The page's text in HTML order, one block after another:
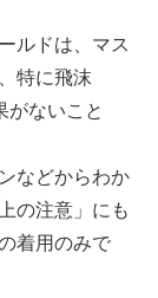
ルドは、マス
特に飛沫
がないこと
などからわか
の注意」にも
着用のみで